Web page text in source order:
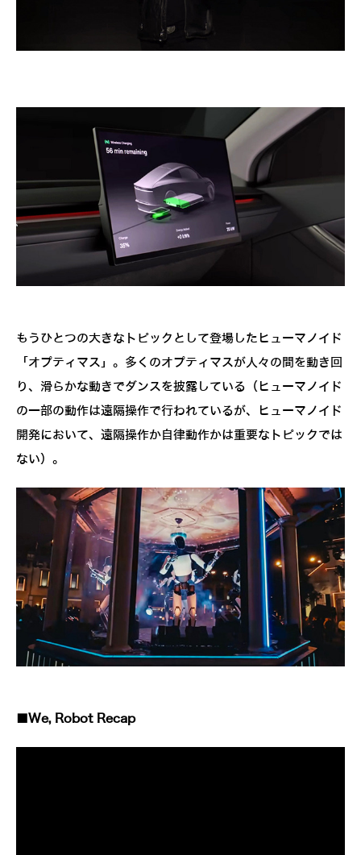
もうひとつの大きなトピックとして登場したヒューマノイド
「オプティマス」。多くのオプティマスが人々の間を動き回
り、滑らかな動きでダンスを披露している（ヒューマノイド
の一部の動作は遠隔操作で行われているが、ヒューマノイド
開発において、遠隔操作か自律動作かは重要なトピックでは
ない）。
■We, Robot Recap